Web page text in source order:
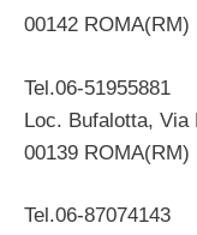
00142 ROMA(RM)
Tel.06-51955881
Loc. Bufalotta, Via
00139 ROMA(RM)
Tel.06-87074143